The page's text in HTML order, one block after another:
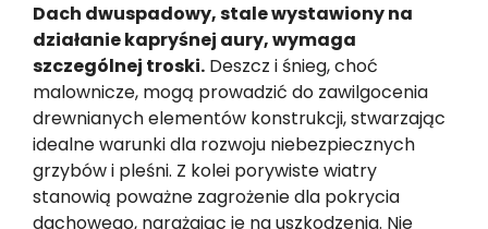
Dach dwuspadowy, stale wystawiony na
działanie kapryśnej aury, wymaga
szczególnej troski. Deszcz i śnieg, choć
malownicze, mogą prowadzić do zawilgocenia
drewnianych elementów konstrukcji, stwarzając
idealne warunki dla rozwoju niebezpiecznych
grzybów i pleśni. Z kolei porywiste wiatry
stanowią poważne zagrożenie dla pokrycia
dachowego, narażając je na uszkodzenia. Nie